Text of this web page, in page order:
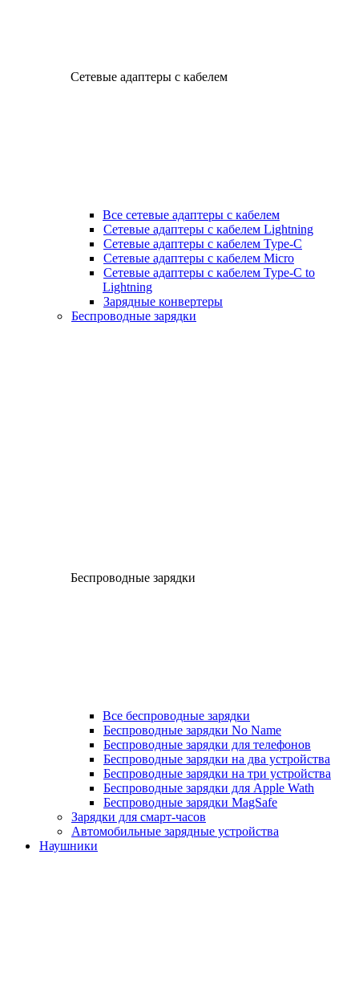
Сетевые адаптеры с кабелем
Все сетевые адаптеры с кабелем
Сетевые адаптеры с кабелем Lightning
Сетевые адаптеры с кабелем Type-C
Сетевые адаптеры с кабелем Micro
Сетевые адаптеры с кабелем Type-C to
Lightning
Зарядные конвертеры
Беспроводные зарядки
Беспроводные зарядки
Все беспроводные зарядки
Беспроводные зарядки No Name
Беспроводные зарядки для телефонов
Беспроводные зарядки на два устройства
Беспроводные зарядки на три устройства
Беспроводные зарядки для Apple Wath
Беспроводные зарядки MagSafe
Зарядки для смарт-часов
Автомобильные зарядные устройства
Наушники